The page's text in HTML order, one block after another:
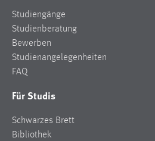
Studiengänge
Studienberatung
Bewerben
Studienangelegenheiten
FAQ
Für Studis
Schwarzes Brett
Bibliothek